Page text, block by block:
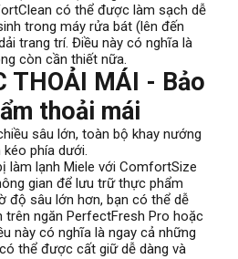
có thể được làm sạch dễ
trong máy rửa bát (lên đến
trang trí. Điều này có nghĩa là
còn cần thiết nữa.
THOẢI MÁI - Bảo
thoải mái
sâu lớn, toàn bộ khay nướng
phía dưới.
làm lạnh Miele với ComfortSize
gian để lưu trữ thực phẩm
độ sâu lớn hơn, bạn có thể dễ
trên ngăn PerfectFresh Pro hoặc
này có nghĩa là ngay cả những
thể được cất giữ dễ dàng và